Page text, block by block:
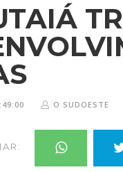
O SUDOESTE